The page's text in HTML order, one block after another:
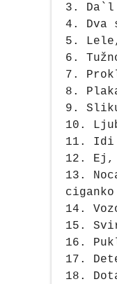
3. Da`l
4. Dva
5.
6.
7.
8.
9.
10.
11. Idi
12. Ej,
13.
ciganko
14.
15.
16.
17.
18.